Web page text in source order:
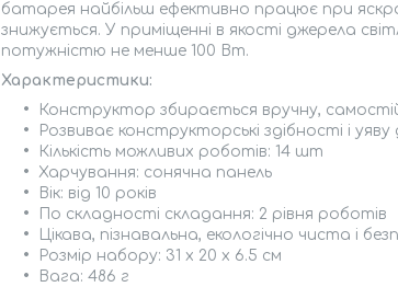
батарея найбільш ефективно працює при
знижується. У приміщенні в якості джерела
потужністю не менше 100 Вт.
Характеристики:
Конструктор збирається вручну,
Розвиває конструкторські здібності і уяву
Кількість можливих роботів: 14 шт
Харчування: сонячна панель
Вік: від 10 років
По складності складання: 2 рівня роботів
Цікава, пізнавальна, екологічно чиста і
Розмір набору: 31 x 20 x 6.5 см
Вага: 486 г